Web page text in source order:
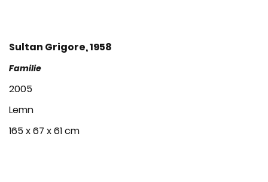
Sultan Grigore, 1958
Familie
2005
Lemn
165 x 67 x 61 cm